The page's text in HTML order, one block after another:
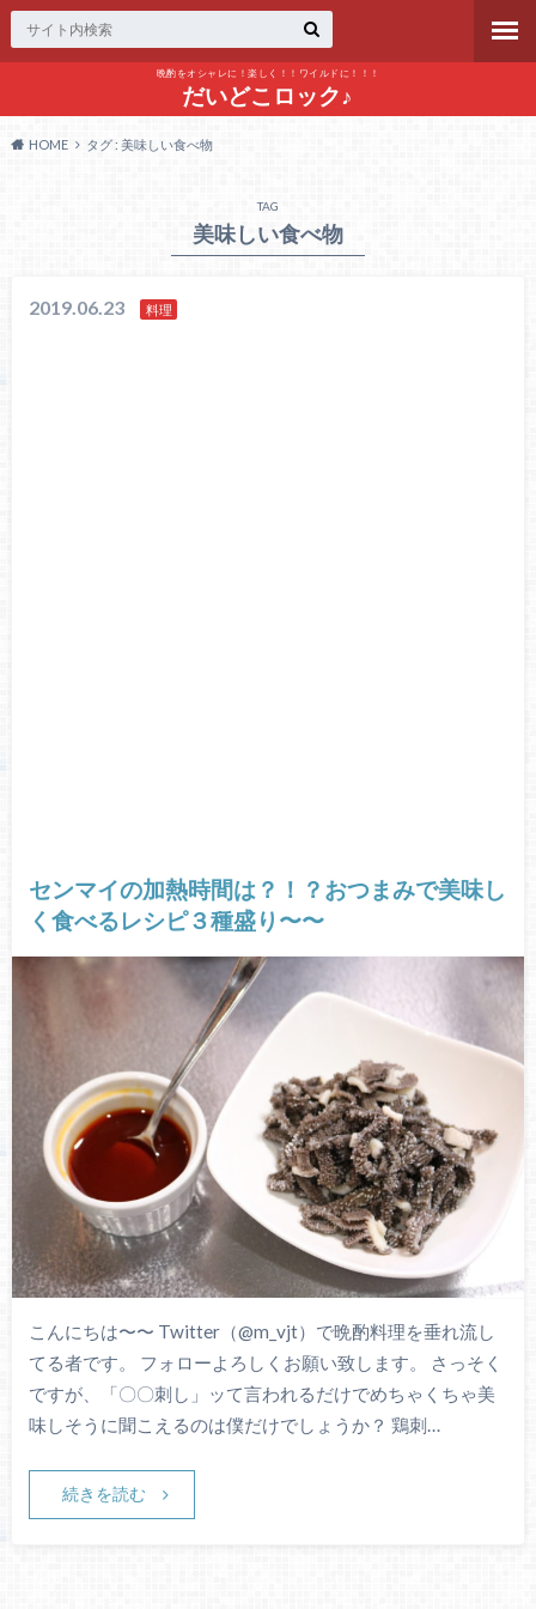
晩酌をオシャレに！楽しく！！ワイルドに！！！
だいどこロック♪
HOME タグ : 美味しい食べ物
TAG
美味しい食べ物
2019.06.23 料理
センマイの加熱時間は？！？おつまみで美味し
く食べるレシピ３種盛り〜〜
こんにちは〜〜 Twitter（@m_vjt）で晩酌料理を垂れ流し
てる者です。 フォローよろしくお願い致します。 さっそく
ですが、「〇〇刺し」ッて言われるだけでめちゃくちゃ美
味しそうに聞こえるのは僕だけでしょうか？ 鶏刺…
続きを読む